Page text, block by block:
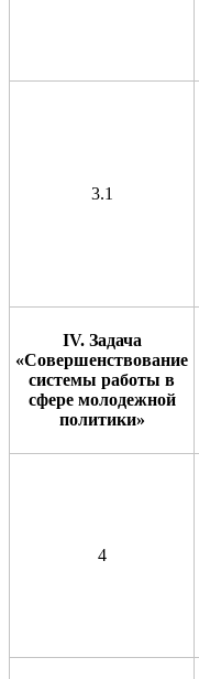
3.1
IV. Задача
«Совершенствование
системы работы в
сфере молодежной
политики»
4